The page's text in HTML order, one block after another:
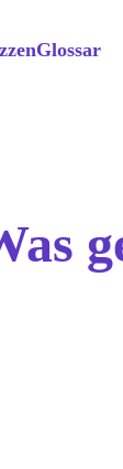
Glossar